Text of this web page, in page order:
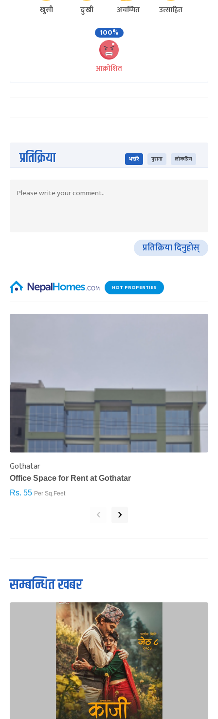
खुसी दुःखी अचम्मित
उत्साहित
100%
आक्रोशित
प्रतिक्रिया भर्खरै पुराना लोकप्रिय
प्रतिक्रिया दिनुहोस्
HOT PROPERTIES
Gothatar
Office Space for Rent at Gothatar
Rs. 55 Per Sq.Feet
‹ ›
सम्बन्धित खबर